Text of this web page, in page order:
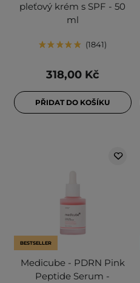
pleťový krém s SPF - 50
ml
1841
318,00 Kč
PŘIDAT DO KOŠÍKU
BESTSELLER
Medicube - PDRN Pink
Peptide Serum -